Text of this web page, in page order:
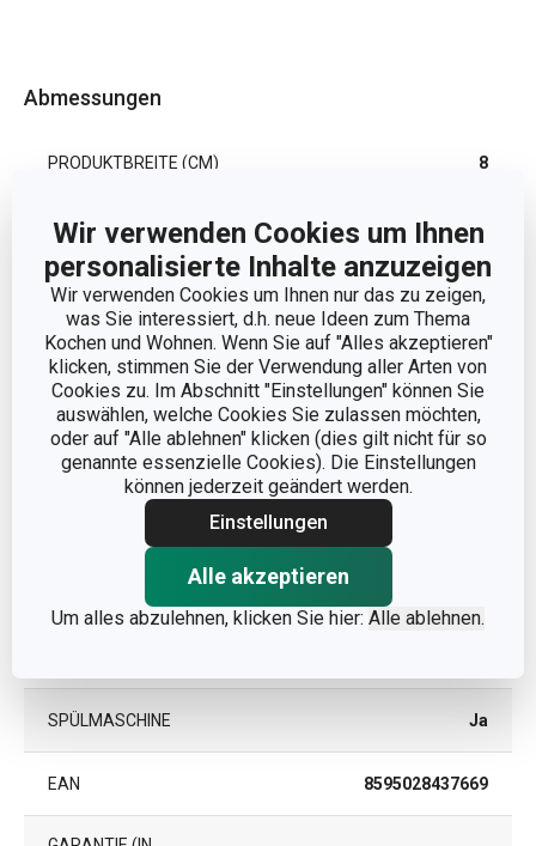
Wir verwenden Cookies um Ihnen
personalisierte Inhalte anzuzeigen
Wir verwenden Cookies um Ihnen nur das zu zeigen,
was Sie interessiert, d.h. neue Ideen zum Thema
Kochen und Wohnen. Wenn Sie auf "Alles akzeptieren"
klicken, stimmen Sie der Verwendung aller Arten von
Cookies zu. Im Abschnitt "Einstellungen" können Sie
auswählen, welche Cookies Sie zulassen möchten,
oder auf "Alle ablehnen" klicken (dies gilt nicht für so
genannte essenzielle Cookies). Die Einstellungen
können jederzeit geändert werden.
Einstellungen
Alle akzeptieren
Um alles abzulehnen, klicken Sie hier: Alle ablehnen.
Abmessungen
PRODUKTBREITE (CM) 8
PRODUKTLÄNGE (CM) 14
Andere Parameter
KATEGORIE Küchenhelfer
MATERIAL
Kunststoff, rostfreier
Edelstahl
SPÜLMASCHINE Ja
EAN 8595028437669